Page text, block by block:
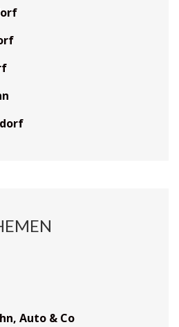
Auto & Co